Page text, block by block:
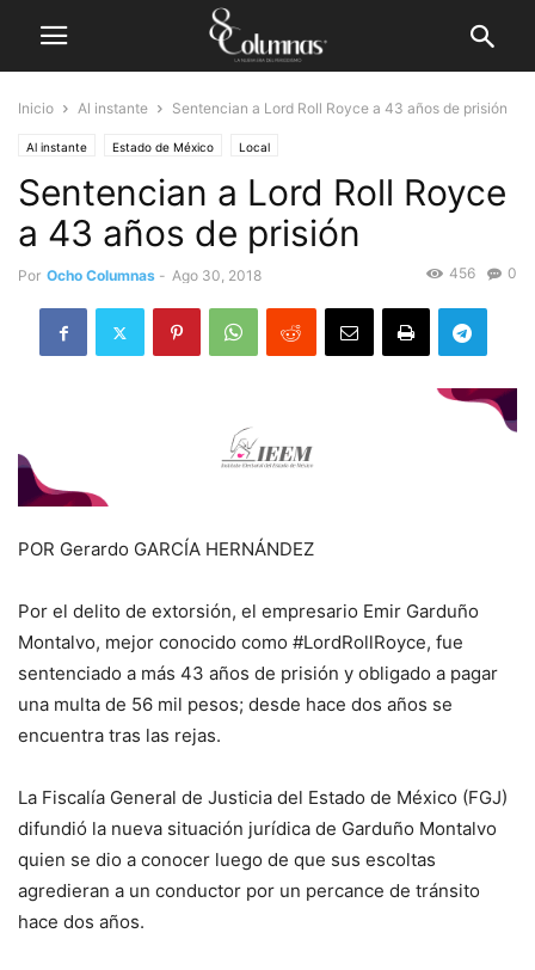
Inicio Al instante Sentencian a Lord Roll Royce a 43 años de prisión
Al instante Estado de México Local
Sentencian a Lord Roll Royce
a 43 años de prisión
Por Ocho Columnas - Ago 30, 2018 0
456
POR Gerardo GARCÍA HERNÁNDEZ
Por el delito de extorsión, el empresario Emir Garduño
Montalvo, mejor conocido como #LordRollRoyce, fue
sentenciado a más 43 años de prisión y obligado a pagar
una multa de 56 mil pesos; desde hace dos años se
encuentra tras las rejas.
La Fiscalía General de Justicia del Estado de México (FGJ)
difundió la nueva situación jurídica de Garduño Montalvo
quien se dio a conocer luego de que sus escoltas
agredieran a un conductor por un percance de tránsito
hace dos años.